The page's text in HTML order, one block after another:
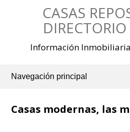
CASAS
Información
Navegación principal
Casas modernas, las